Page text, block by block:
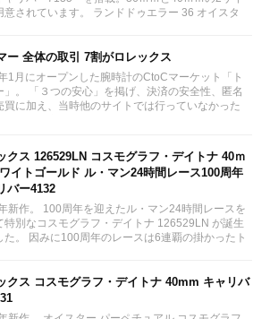
意されています。 ランドドゥエラー 36 オイスタ
ー 全体の取引 7割がロレックス
1月にオープンした腕時計のCtoCマーケット「ト
」。 「３つの安心」を掲げ、決済の安全性、匿名
買に加え、当時他のサイトでは行っていなかった
クス 126529LN コスモグラフ・デイトナ 40ｍ
イトゴールド ル・マン24時間レース100周年
バー4132
新作。 100周年を迎えたル・マン24時間レースを
特別なコスモグラフ・デイトナ 126529LN が誕生
た。 因みに100周年のレースは6連覇の掛かったト
クス コスモグラフ・デイトナ 40mm キャリバ